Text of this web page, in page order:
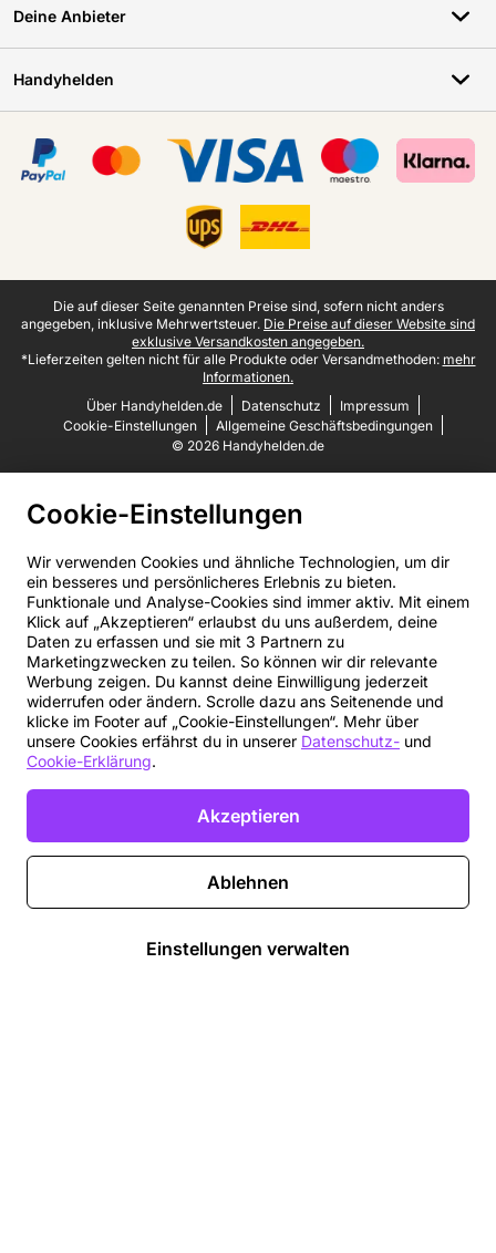
Deine Anbieter
Handyhelden
Juristische Fußzeile
Die auf dieser Seite genannten Preise sind, sofern nicht anders
angegeben, inklusive Mehrwertsteuer. Die Preise auf dieser Website sind
exklusive Versandkosten angegeben.
*Lieferzeiten gelten nicht für alle Produkte oder Versandmethoden: mehr
Informationen.
Über Handyhelden.de
Datenschutz
Impressum
Cookie-Einstellungen
Allgemeine Geschäftsbedingungen
© 2026 Handyhelden.de
Cookie-Einstellungen
Wir verwenden Cookies und ähnliche Technologien, um dir
ein besseres und persönlicheres Erlebnis zu bieten.
Funktionale und Analyse-Cookies sind immer aktiv. Mit einem
Klick auf „Akzeptieren“ erlaubst du uns außerdem, deine
Daten zu erfassen und sie mit 3 Partnern zu
Marketingzwecken zu teilen. So können wir dir relevante
Werbung zeigen. Du kannst deine Einwilligung jederzeit
widerrufen oder ändern. Scrolle dazu ans Seitenende und
klicke im Footer auf „Cookie-Einstellungen“. Mehr über
unsere Cookies erfährst du in unserer Datenschutz- und
Cookie-Erklärung.
Akzeptieren
Ablehnen
Einstellungen verwalten